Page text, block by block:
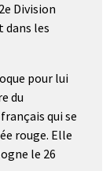
Division
dans les
pour lui
du
qui se
rouge. Elle
le 26